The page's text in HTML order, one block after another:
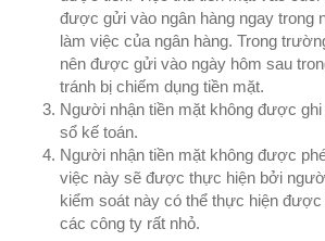
được gửi vào ngân hàng ngay trong
làm việc của ngân hàng. Trong
nên được gửi vào ngày hôm sau
tránh bị chiếm dụng tiền mặt.
Người nhận tiền mặt không được
sổ kế toán.
Người nhận tiền mặt không được
việc này sẽ được thực hiện bởi
kiểm soát này có thể thực hiện
các công ty rất nhỏ.